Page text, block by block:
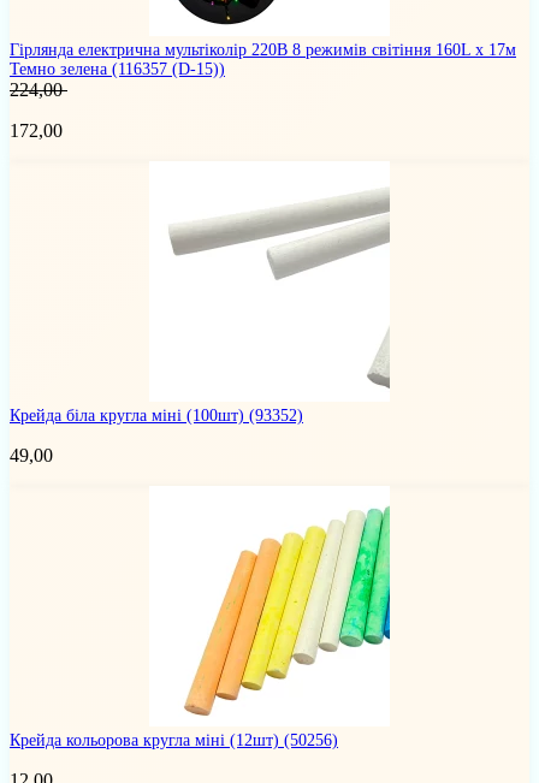
Гірлянда електрична мультіколір 220В 8 режимів світіння 160L х 17м
Темно зелена (116357 (D-15))
224,00
172,00
Крейда біла кругла міні (100шт) (93352)
49,00
Крейда кольорова кругла міні (12шт) (50256)